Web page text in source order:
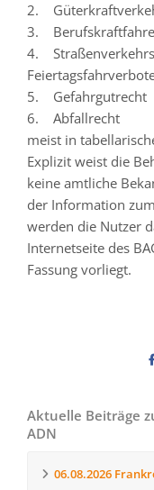
2.
3.
4.
5. Gefahrgutrecht
6. Abfallrecht
meist in
Explizit weist die
keine amtliche
der Information
werden die Nutzer
Internetseite des
Fassung vorliegt.
Aktuelle Beiträge
ADN
06.08.2026